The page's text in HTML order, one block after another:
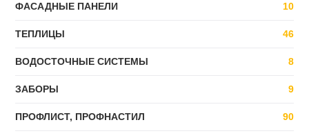
ФАСАДНЫЕ ПАНЕЛИ 10
ТЕПЛИЦЫ 46
ВОДОСТОЧНЫЕ СИСТЕМЫ 8
ЗАБОРЫ 9
ПРОФЛИСТ, ПРОФНАСТИЛ 90